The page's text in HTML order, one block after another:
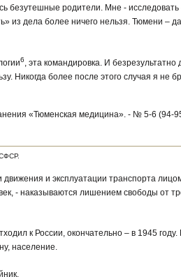
безутешные родители. Мне - исследовать
из дела более ничего нельзя. Тюмени –
6, эта командировка. И безрезультатно
Никогда более после этого случая я не
«Тюменская медицина». - № 5-6 (94-
и эксплуатации транспорта
- наказываются лишением свободы от
к России, окончательно – в 1945
население.